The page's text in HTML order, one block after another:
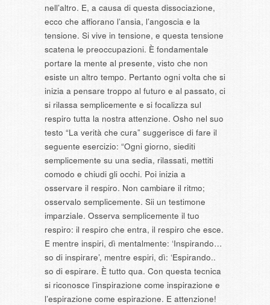
nell’altro. E, a causa di questa dissociazione,
ecco che affiorano l’ansia, l’angoscia e la
tensione. Si vive in tensione, e questa tensione
scatena le preoccupazioni. È fondamentale
portare la mente al presente, visto che non
esiste un altro tempo. Pertanto ogni volta che si
inizia a pensare troppo al futuro e al passato, ci
si rilassa semplicemente e si focalizza sul
respiro tutta la nostra attenzione. Osho nel suo
testo “La verità che cura” suggerisce di fare il
seguente esercizio: “Ogni giorno, siediti
semplicemente su una sedia, rilassati, mettiti
comodo e chiudi gli occhi. Poi inizia a
osservare il respiro. Non cambiare il ritmo;
osservalo semplicemente. Sii un testimone
imparziale. Osserva semplicemente il tuo
respiro: il respiro che entra, il respiro che esce.
E mentre inspiri, dì mentalmente: ‘Inspirando…
so di inspirare’, mentre espiri, dì: ‘Espirando..
so di espirare. È tutto qua. Con questa tecnica
si riconosce l’inspirazione come inspirazione e
l’espirazione come espirazione. E attenzione!